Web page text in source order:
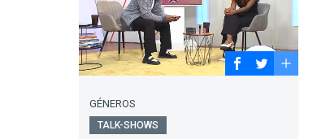
GÉNEROS
TALK-SHOWS